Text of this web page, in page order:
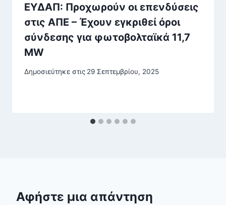
ΕΥΔΑΠ: Προχωρούν οι επενδύσεις
στις ΑΠΕ – Έχουν εγκριθεί όροι
σύνδεσης για φωτοβολταϊκά 11,7
MW
Δημοσιεύτηκε στις 29 Σεπτεμβρίου, 2025
Αφήστε μια απάντηση